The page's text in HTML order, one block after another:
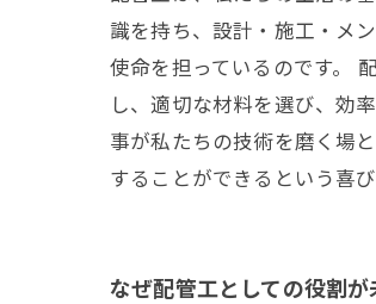
識を持ち、設計・施工・メ
使命を担っているのです。
し、適切な材料を選び、効
事が私たちの技術を磨く場
することができるという喜
なぜ配管工としての役割